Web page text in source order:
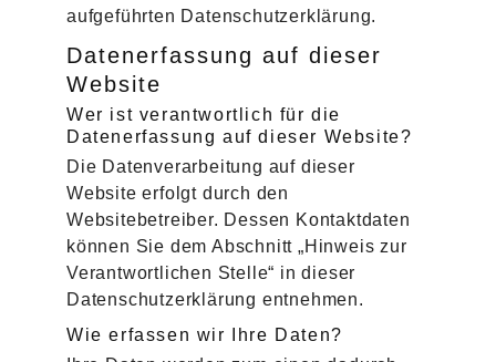
aufgeführten Datenschutzerklärung.
Datenerfassung auf dieser
Website
Wer ist verantwortlich für die
Datenerfassung auf dieser Website?
Die Datenverarbeitung auf dieser
Website erfolgt durch den
Websitebetreiber. Dessen Kontaktdaten
können Sie dem Abschnitt „Hinweis zur
Verantwortlichen Stelle“ in dieser
Datenschutzerklärung entnehmen.
Wie erfassen wir Ihre Daten?